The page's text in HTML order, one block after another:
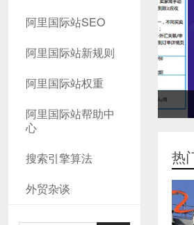
阿里国际站SEO
阿里国际站新规则
阿里国际站权重
阿里国际站帮助中
心
搜索引擎算法
外贸杂谈
阿里
热